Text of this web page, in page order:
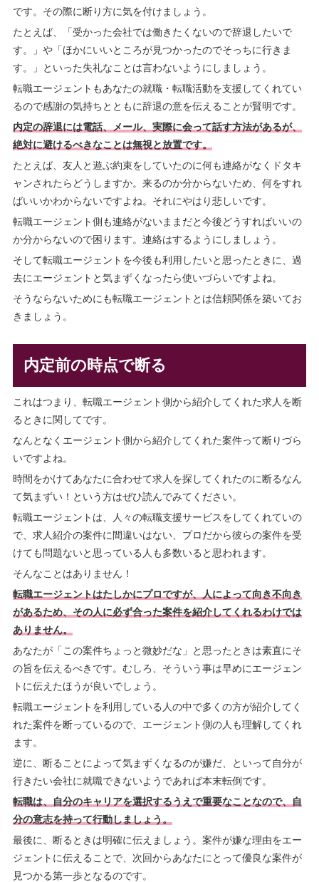
です。その際に断り方に気を付けましょう。
たとえば、「受かった会社では働きたくないので辞退したいで
す。」や「ほかにいいところが見つかったのでそっちに行きま
す。」といった失礼なことは言わないようにしましょう。
転職エージェントもあなたの就職・転職活動を支援してくれてい
るので感謝の気持ちとともに辞退の意を伝えることが賢明です。
内定の辞退には電話、メール、実際に会って話す方法があるが、
絶対に避けるべきなことは無視と放置です。
たとえば、友人と遊ぶ約束をしていたのに何も連絡がなくドタキ
ャンされたらどうしますか。来るのか分からないため、何をすれ
ばいいかわからないですよね。それにやはり悲しいです。
転職エージェント側も連絡がないままだと今後どうすればいいの
か分からないので困ります。連絡はするようにしましょう。
そして転職エージェントを今後も利用したいと思ったときに、過
去にエージェントと気まずくなったら使いづらいですよね。
そうならないためにも転職エージェントとは信頼関係を築いてお
きましょう。
内定前の時点で断る
これはつまり、転職エージェント側から紹介してくれた求人を断
るときに関してです。
なんとなくエージェント側から紹介してくれた案件って断りづら
いですよね。
時間をかけてあなたに合わせて求人を探してくれたのに断るなん
て気まずい！という方はぜひ読んでみてください。
転職エージェントは、人々の転職支援サービスをしてくれていの
で、求人紹介の案件に間違いはない、プロだから彼らの案件を受
けても問題ないと思っている人も多数いると思われます。
そんなことはありません！
転職エージェントはたしかにプロですが、人によって向き不向き
があるため、その人に必ず合った案件を紹介してくれるわけでは
ありません。
あなたが「この案件ちょっと微妙だな」と思ったときは素直にそ
の旨を伝えるべきです。むしろ、そういう事は早めにエージェン
トに伝えたほうが良いでしょう。
転職エージェントを利用している人の中で多くの方が紹介してく
れた案件を断っているので、エージェント側の人も理解してくれ
ます。
逆に、断ることによって気まずくなるのが嫌だ、といって自分が
行きたい会社に就職できないようであれば本末転倒です。
転職は、自分のキャリアを選択するうえで重要なことなので、自
分の意志を持って行動しましょう。
最後に、断るときは明確に伝えましょう。案件が嫌な理由をエー
ジェントに伝えることで、次回からあなたにとって優良な案件が
見つかる第一歩となるのです。